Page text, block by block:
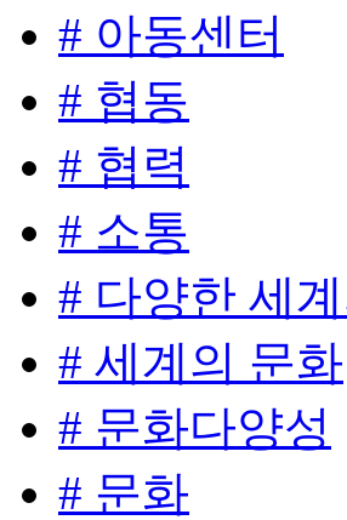
# 아동센터
# 협동
# 협력
# 소통
# 다양한 세
# 세계의 문화
# 문화다양성
# 문화